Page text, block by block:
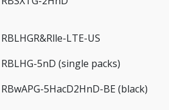
RBLHGR&Rlle-LTE-US
RBLHG-5nD (single packs)
RBwAPG-5HacD2HnD-BE (black)